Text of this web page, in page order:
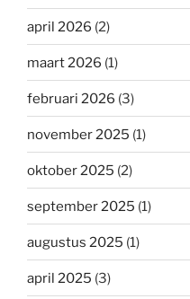
april 2026 (2)
maart 2026 (1)
februari 2026 (3)
november 2025 (1)
oktober 2025 (2)
september 2025 (1)
augustus 2025 (1)
april 2025 (3)